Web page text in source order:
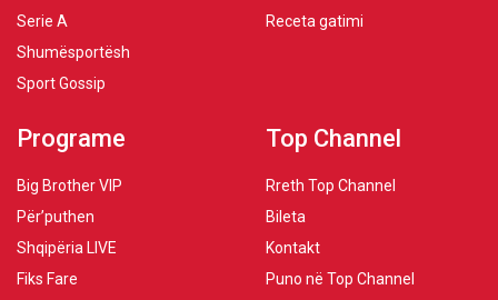
Serie A
Shumësportësh
Sport Gossip
Receta gatimi
Programe
Big Brother VIP
Për’puthen
Shqipëria LIVE
Fiks Fare
Top Channel
Rreth Top Channel
Bileta
Kontakt
Puno në Top Channel